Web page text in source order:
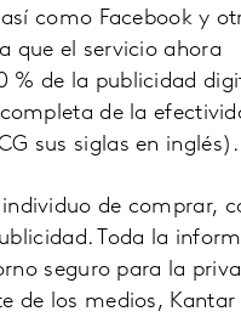
como Facebook y
que el servicio ahora
% de la publicidad
de la
sus siglas en inglés).
de comprar,
Toda la
seguro para la
de los medios, Kantar